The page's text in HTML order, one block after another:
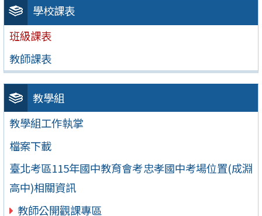
學校課表
班級課表
教師課表
教學組
教學組工作執掌
檔案下載
臺北考區115年國中教育會考忠孝國中考場位置(成淵
高中)相關資訊
教師公開觀課專區